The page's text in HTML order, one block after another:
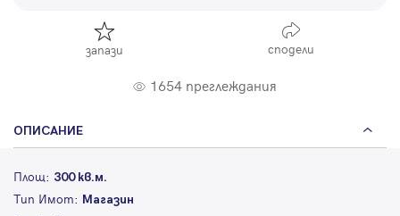
запази сподели
1654 преглеждания
ОПИСАНИЕ
Площ: 300 кв.м.
Тип Имот: Магазин